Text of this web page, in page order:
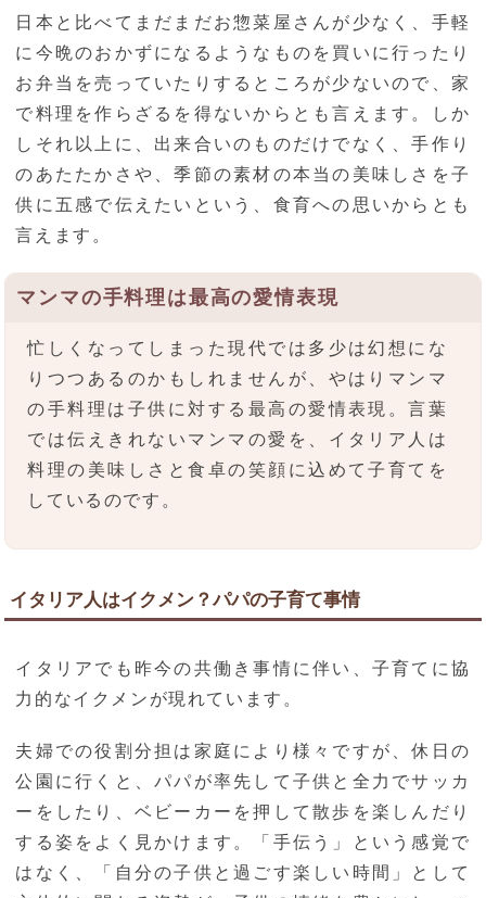
日本と比べてまだまだお惣菜屋さんが少なく、手軽
に今晩のおかずになるようなものを買いに行ったり
お弁当を売っていたりするところが少ないので、家
で料理を作らざるを得ないからとも言えます。しか
しそれ以上に、出来合いのものだけでなく、手作り
のあたたかさや、季節の素材の本当の美味しさを子
供に五感で伝えたいという、食育への思いからとも
言えます。
マンマの手料理は最高の愛情表現
忙しくなってしまった現代では多少は幻想にな
りつつあるのかもしれませんが、やはりマンマ
の手料理は子供に対する最高の愛情表現。言葉
では伝えきれないマンマの愛を、イタリア人は
料理の美味しさと食卓の笑顔に込めて子育てを
しているのです。
イタリア人はイクメン？パパの子育て事情
イタリアでも昨今の共働き事情に伴い、子育てに協
力的なイクメンが現れています。
夫婦での役割分担は家庭により様々ですが、休日の
公園に行くと、パパが率先して子供と全力でサッカ
ーをしたり、ベビーカーを押して散歩を楽しんだり
する姿をよく見かけます。「手伝う」という感覚で
はなく、「自分の子供と過ごす楽しい時間」として